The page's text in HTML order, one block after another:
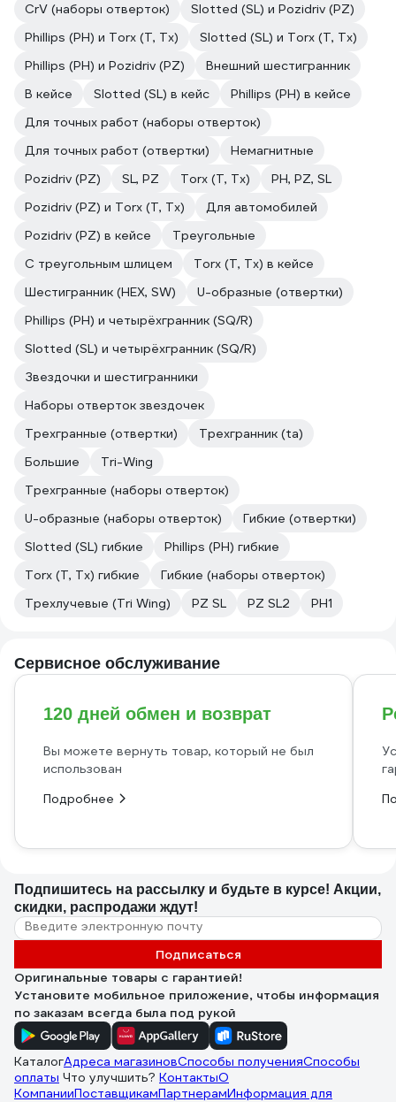
CrV (наборы отверток)
Slotted (SL) и Pozidriv (PZ)
Phillips (PH) и Torx (T, Tx)
Slotted (SL) и Torx (T, Tx)
Phillips (PH) и Pozidriv (PZ)
Внешний шестигранник
В кейсе
Slotted (SL) в кейс
Phillips (PH) в кейсе
Для точных работ (наборы отверток)
Для точных работ (отвертки)
Немагнитные
Pozidriv (PZ)
SL, PZ Torx (T, Tx)
PH, PZ, SL
Pozidriv (PZ) и Torx (T, Tx)
Для автомобилей
Pozidriv (PZ) в кейсе
Треугольные
С треугольным шлицем
Torx (T, Tx) в кейсе
Шестигранник (HEX, SW)
U-образные (отвертки)
Phillips (PH) и четырёхгранник (SQ/R)
Slotted (SL) и четырёхгранник (SQ/R)
Звездочки и шестигранники
Наборы отверток звездочек
Трехгранные (отвертки)
Трехгранник (ta)
Большие
Tri-Wing
Трехгранные (наборы отверток)
U-образные (наборы отверток)
Гибкие (отвертки)
Slotted (SL) гибкие
Phillips (PH) гибкие
Torx (T, Tx) гибкие
Гибкие (наборы отверток)
Трехлучевые (Tri Wing)
PZ SL PZ SL2 PH1
Сервисное обслуживание
120 дней обмен и возврат
Вы можете вернуть товар, который не был
использован
Подробнее
Подпишитесь на рассылку и будьте в курсе! Акции,
скидки, распродажи ждут!
Подписаться
Оригинальные товары с гарантией!
Установите мобильное приложение, чтобы информация
по заказам всегда была под рукой
КаталогАдреса магазиновСпособы полученияСпособы
оплаты Что улучшить? КонтактыО
КомпанииПоставщикамПартнерамИнформация для